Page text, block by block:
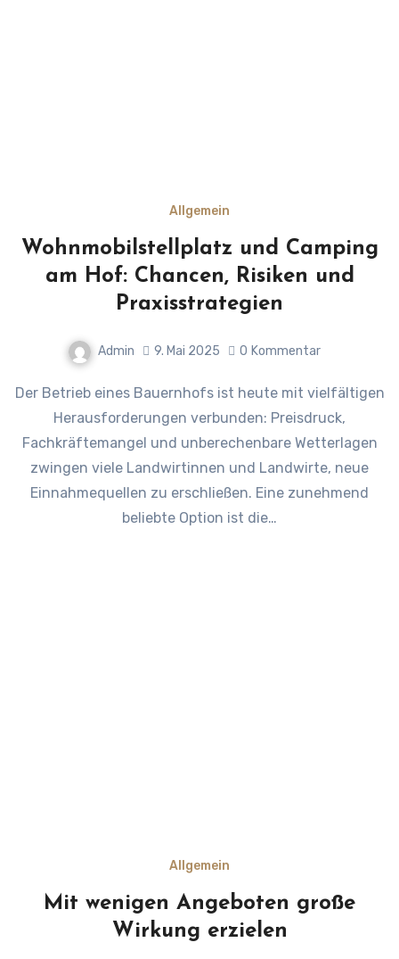
Allgemein
Wohnmobilstellplatz und Camping
am Hof: Chancen, Risiken und
Praxisstrategien
Admin 9. Mai 2025 0 Kommentar
Der Betrieb eines Bauernhofs ist heute mit vielfältigen
Herausforderungen verbunden: Preisdruck,
Fachkräftemangel und unberechenbare Wetterlagen
zwingen viele Landwirtinnen und Landwirte, neue
Einnahmequellen zu erschließen. Eine zunehmend
beliebte Option ist die…
Allgemein
Mit wenigen Angeboten große
Wirkung erzielen